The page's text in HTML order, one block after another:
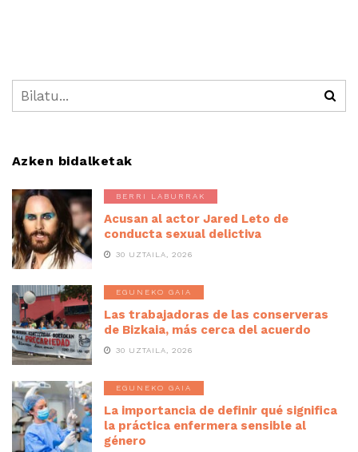
Azken bidalketak
BERRI LABURRAK
Acusan al actor Jared Leto de
conducta sexual delictiva
30 UZTAILA, 2026
EGUNEKO GAIA
Las trabajadoras de las conserveras
de Bizkaia, más cerca del acuerdo
30 UZTAILA, 2026
EGUNEKO GAIA
La importancia de definir qué significa
la práctica enfermera sensible al
género